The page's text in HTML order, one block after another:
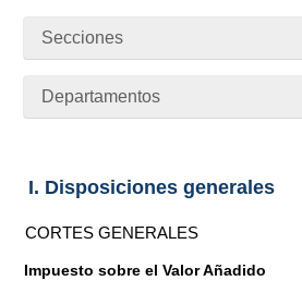
Secciones
Departamentos
I. Disposiciones generales
CORTES GENERALES
Impuesto sobre el Valor Añadido